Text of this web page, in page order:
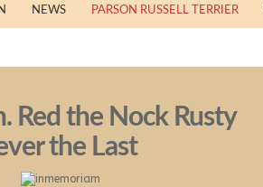
NEWS PARSON RUSSELL TERRIER
Red the Nock Rusty
the Last